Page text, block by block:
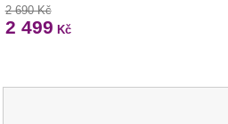
2 690 Kč
2 499 Kč